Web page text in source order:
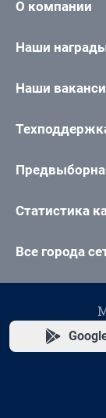
О компании
Наши
Наши
Статистика
Все города